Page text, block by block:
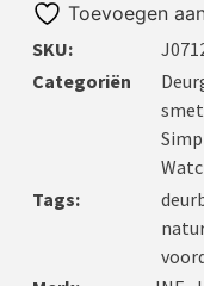
Toevoegen
SKU:
Categoriën
Tags: